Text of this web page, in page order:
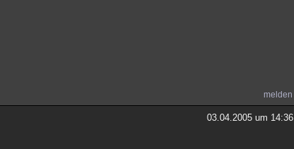
melden
03.04.2005 um 14:36